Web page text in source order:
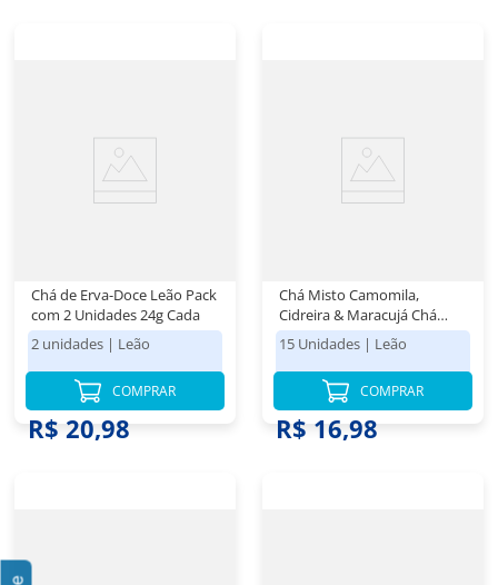
Chá de Erva-Doce Leão Pack
com 2 Unidades 24g Cada
2 unidades | Leão
R$ 20,98
COMPRAR
Chá Misto Camomila,
Cidreira & Maracujá Chá
Leão Caixa 24g com 15
Sachês
15 Unidades | Leão
R$ 16,98
COMPRAR